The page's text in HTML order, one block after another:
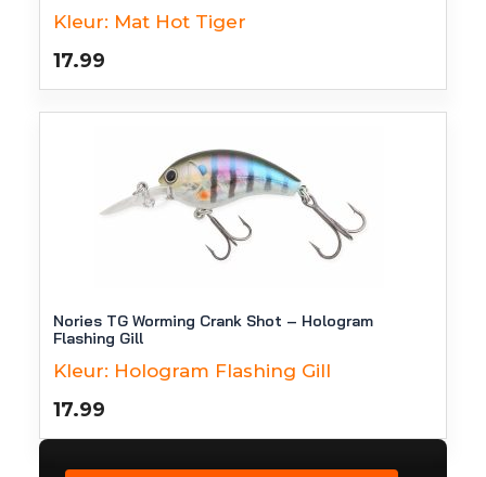
Kleur: Mat Hot Tiger
17.99
Nories TG Worming Crank Shot – Hologram
Flashing Gill
Kleur: Hologram Flashing Gill
17.99